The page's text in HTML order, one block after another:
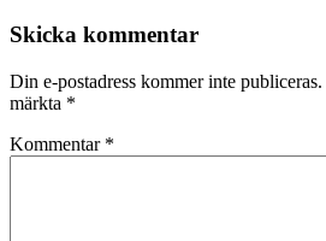
Skicka kommentar
Din e-postadress kommer inte publiceras.
märkta *
Kommentar *